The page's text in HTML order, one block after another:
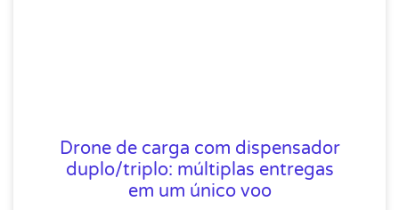
Drone de carga com dispensador
duplo/triplo: múltiplas entregas
em um único voo